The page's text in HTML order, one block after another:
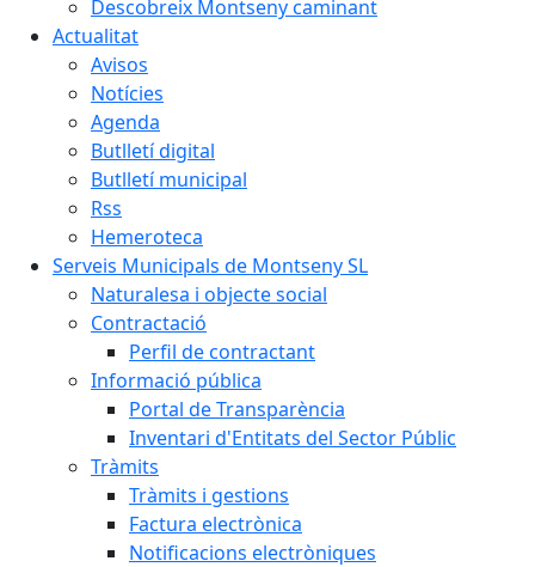
Descobreix Montseny caminant
Actualitat
Avisos
Notícies
Agenda
Butlletí digital
Butlletí municipal
Rss
Hemeroteca
Serveis Municipals de Montseny SL
Naturalesa i objecte social
Contractació
Perfil de contractant
Informació pública
Portal de Transparència
Inventari d'Entitats del Sector Públic
Tràmits
Tràmits i gestions
Factura electrònica
Notificacions electròniques